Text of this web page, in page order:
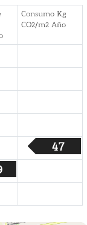
Consumo Kg
CO2/m2 Año
47